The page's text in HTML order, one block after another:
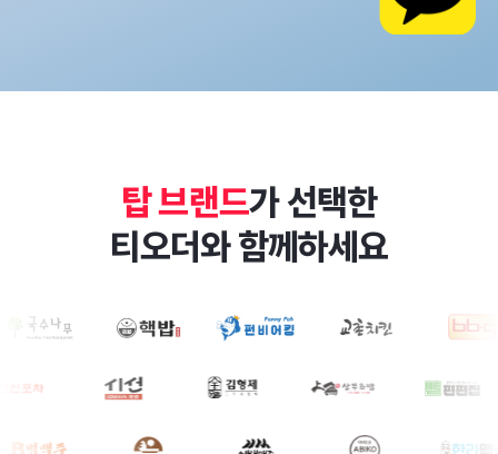
탑 브랜드가 선택한
티오더와 함께하세요